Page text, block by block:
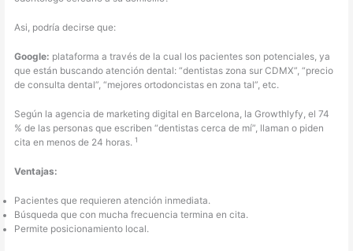
Asi, podría decirse que:
Google: plataforma a través de la cual los pacientes son potenciales, ya
que están buscando atención dental: “dentistas zona sur CDMX”, “precio
de consulta dental”, “mejores ortodoncistas en zona tal”, etc.
Según la agencia de marketing digital en Barcelona, la Growthlyfy, el 74
% de las personas que escriben “dentistas cerca de mí”, llaman o piden
cita en menos de 24 horas. 1
Ventajas:
Pacientes que requieren atención inmediata.
Búsqueda que con mucha frecuencia termina en cita.
Permite posicionamiento local.